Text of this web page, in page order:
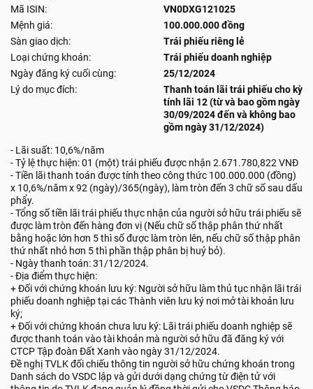
Mã ISIN:
VN0DXG121025
Mệnh giá:
100.000.000 đồng
Sàn giao dịch:
Trái phiếu riêng lẻ
Loại chứng khoán:
Trái phiếu doanh nghiệp
Ngày đăng ký cuối cùng:
25/12/2024
Lý do mục đích:
Thanh toán lãi trái phiếu cho kỳ
tính lãi 12 (từ và bao gồm ngày
30/09/2024 đến và không bao
gồm ngày 31/12/2024)
- Lãi suất: 10,6%/năm
- Tỷ lệ thực hiện: 01 (một) trái phiếu được nhận 2.671.780,822 VNĐ
- Tiền lãi thanh toán được tính theo công thức 100.000.000 (đồng)
x 10,6%/năm x 92 (ngày)/365(ngày), làm tròn đến 3 chữ số sau dấu
phẩy.
- Tổng số tiền lãi trái phiếu thực nhận của người sở hữu trái phiếu sẽ
được làm tròn đến hàng đơn vị (Nếu chữ số thập phân thứ nhất
bằng hoặc lớn hơn 5 thì số được làm tròn lên, nếu chữ số thập phân
thứ nhất nhỏ hơn 5 thì phần thập phân bị huỷ bỏ).
- Ngày thanh toán: 31/12/2024.
- Địa điểm thực hiện:
+ Đối với chứng khoán lưu ký: Người sở hữu làm thủ tục nhận lãi trái
phiếu doanh nghiệp tại các Thành viên lưu ký nơi mở tài khoản lưu
ký;
+ Đối với chứng khoán chưa lưu ký: Lãi trái phiếu doanh nghiệp sẽ
được thanh toán vào tài khoản mà người sở hữu đã đăng ký với
CTCP Tập đoàn Đất Xanh vào ngày 31/12/2024.
Đề nghị TVLK đối chiếu thông tin người sở hữu chứng khoán trong
Danh sách do VSDC lập và gửi dưới dạng chứng từ điện tử với